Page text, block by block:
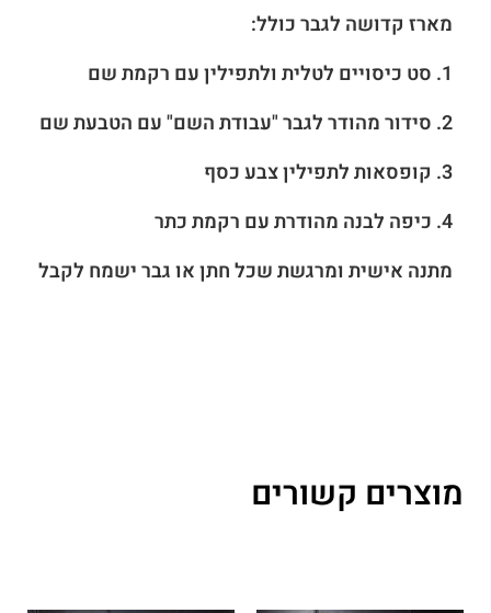
מארז קדושה לגבר כולל:
1. סט כיסויים לטלית ולתפילין עם רקמת שם
2. סידור מהודר לגבר "עבודת השם" עם הטבעת שם
3. קופסאות לתפילין צבע כסף
4. כיפה לבנה מהודרת עם רקמת כתר
מתנה אישית ומרגשת שכל חתן או גבר ישמח לקבל
מוצרים קשורים